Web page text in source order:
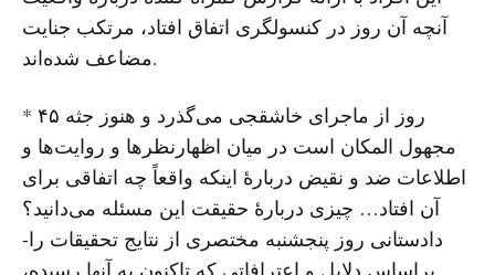
آنچه آن روز در کنسولگری اتفاق افتاد، مرتکب جنایت
مضاعف شده‌اند.
* ۴۵ روز از ماجرای خاشقجی می‌گذرد و هنوز جثه
مجهول المکان است در میان اظهارنظرها و روایت‌ها و
اطلاعات ضد و نقیض دربارهٔ اینکه واقعاً چه اتفاقی برای
آن افتاد… چیزی دربارهٔ حقیقت این مسئله می‌دانید؟
-دادستانی روز پنجشنبه مختصری از نتایج تحقیقات را
براساس دلایل و اعترافاتی که تاکنون به آنها رسیده،